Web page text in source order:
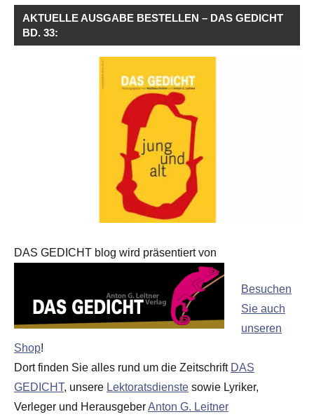
AKTUELLE AUSGABE BESTELLEN – DAS GEDICHT
BD. 33:
DAS GEDICHT blog wird präsentiert von
Besuchen
Sie auch
unseren
Shop!
Dort finden Sie alles rund um die Zeitschrift DAS
GEDICHT, unsere Lektoratsdienste sowie Lyriker,
Verleger und HerausgeberAnton G. Leitner